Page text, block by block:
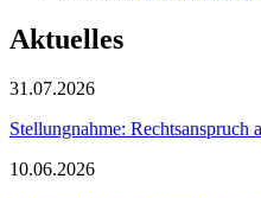
Aktuelles
31.07.2026
Stellungnahme:
10.06.2026